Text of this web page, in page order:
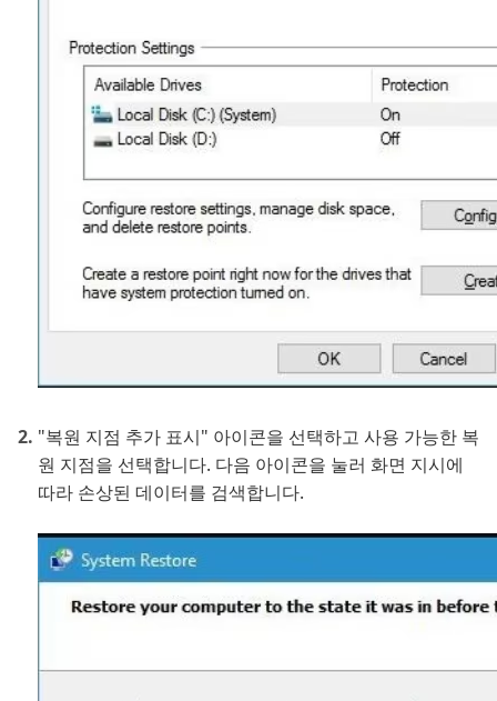
"복원 지점 추가 표시" 아이콘을 선택하고 사용 가능한 복
원 지점을 선택합니다. 다음 아이콘을 눌러 화면 지시에
따라 손상된 데이터를 검색합니다.